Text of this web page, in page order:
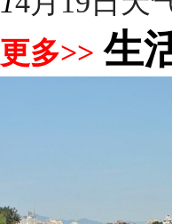
更多>> 生